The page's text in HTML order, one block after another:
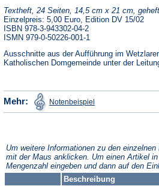
Textheft, 24 Seiten, 14,5 cm x 21 cm,
Einzelpreis: 5,00 Euro, Edition DV 15/02
ISBN 978-3-943302-04-2
ISMN 979-0-50226-001-1
Ausschnitte aus der Aufführung im
Katholischen Domgemeinde unter der
Mehr: Notenbeispiel in
einem
Um weitere Informationen zu den
mit der Maus anklicken. Um einen Artikel
Mengenzahl eingeben und dann auf den
Beschreibung